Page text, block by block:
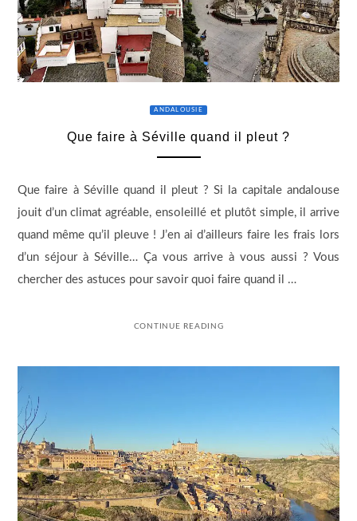
ANDALOUSIE
Que faire à Séville quand il pleut ?
Que faire à Séville quand il pleut ? Si la capitale andalouse
jouit d’un climat agréable, ensoleillé et plutôt simple, il arrive
quand même qu’il pleuve ! J’en ai d’ailleurs faire les frais lors
d’un séjour à Séville… Ça vous arrive à vous aussi ? Vous
chercher des astuces pour savoir quoi faire quand il …
CONTINUE READING